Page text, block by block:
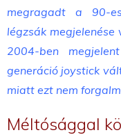
megragadt a 90-
légzsák
2004-ben
generáció joystick
miatt ezt nem
Méltósággal